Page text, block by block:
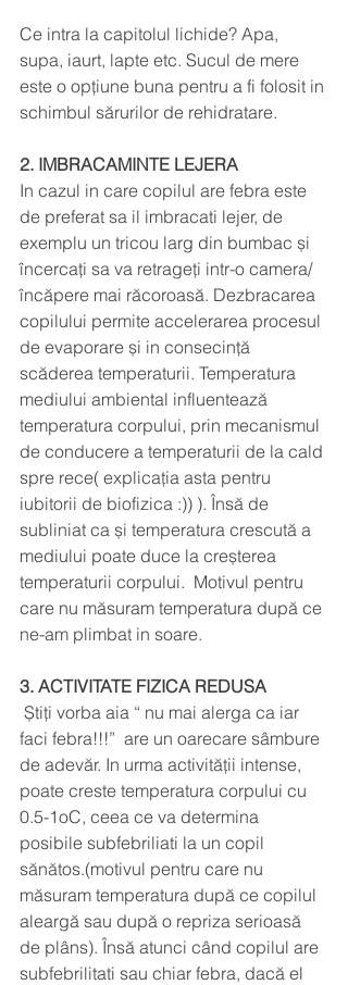
Ce intra la capitolul lichide? Apa,
supa, iaurt, lapte etc. Sucul de mere
este o opțiune buna pentru a fi folosit in
schimbul sărurilor de rehidratare.
2. IMBRACAMINTE LEJERA
In cazul in care copilul are febra este
de preferat sa il imbracati lejer, de
exemplu un tricou larg din bumbac și
încercați sa va retrageți intr-o camera/
încăpere mai răcoroasă. Dezbracarea
copilului permite accelerarea procesul
de evaporare și in consecință
scăderea temperaturii. Temperatura
mediului ambiental influentează
temperatura corpului, prin mecanismul
de conducere a temperaturii de la cald
spre rece( explicația asta pentru
iubitorii de biofizica :)) ). Însă de
subliniat ca și temperatura crescută a
mediului poate duce la creșterea
temperaturii corpului.  Motivul pentru
care nu măsuram temperatura după ce
ne-am plimbat in soare.
3. ACTIVITATE FIZICA REDUSA
faci febra!!!”  are un oarecare sâmbure
de adevăr. In urma activității intense,
poate creste temperatura corpului cu
0.5-1oC, ceea ce va determina
posibile subfebriliati la un copil
sănătos.(motivul pentru care nu
măsuram temperatura după ce copilul
aleargă sau după o repriza serioasă
de plâns). Însă atunci când copilul are
subfebrilitati sau chiar febra, dacă el